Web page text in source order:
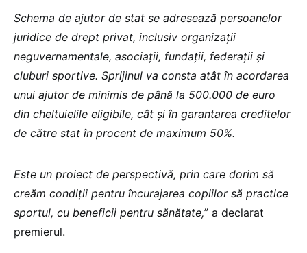
Schema de ajutor de stat se adresează persoanelor
juridice de drept privat, inclusiv organizații
neguvernamentale, asociații, fundații, federații și
cluburi sportive. Sprijinul va consta atât în acordarea
unui ajutor de minimis de până la 500.000 de euro
din cheltuielile eligibile, cât și în garantarea creditelor
de către stat în procent de maximum 50%.
Este un proiect de perspectivă, prin care dorim să
creăm condiții pentru încurajarea copiilor să practice
sportul, cu beneficii pentru sănătate,” a declarat
premierul.